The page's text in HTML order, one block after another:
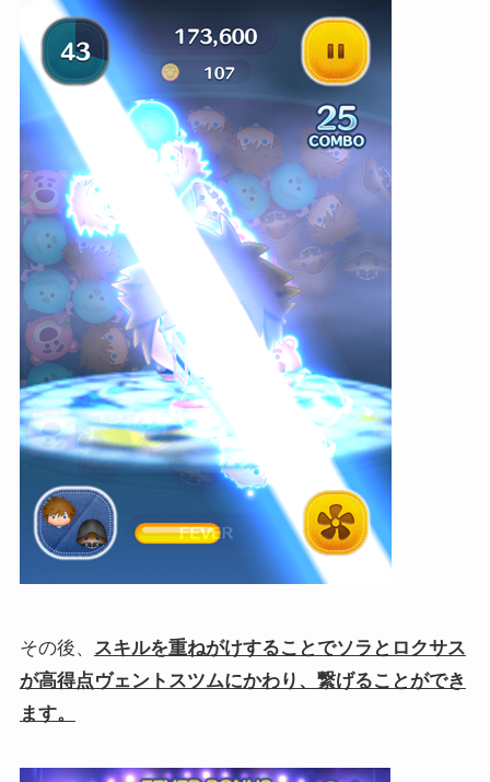
その後、 スキルを重ねがけすることでソラとロクサス
が高得点ヴェントスツムにかわり、繋げることができ
ます。